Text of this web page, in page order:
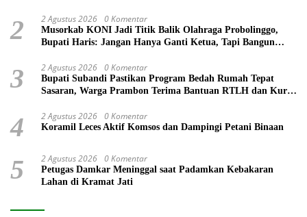
2 2 Agustus 2026 0 Komentar
Musorkab KONI Jadi Titik Balik Olahraga Probolinggo,
Bupati Haris: Jangan Hanya Ganti Ketua, Tapi Bangun
3 2 Agustus 2026 0 Komentar
Bupati Subandi Pastikan Program Bedah Rumah Tepat
Sasaran, Warga Prambon Terima Bantuan RTLH dan Kursi
4 2 Agustus 2026 0 Komentar
Koramil Leces Aktif Komsos dan Dampingi Petani Binaan
5 2 Agustus 2026 0 Komentar
Petugas Damkar Meninggal saat Padamkan Kebakaran
Lahan di Kramat Jati